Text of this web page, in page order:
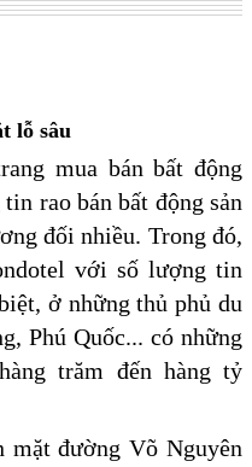
lỗ sâu
mua bán bất động
rao bán bất động sản
đối nhiều. Trong đó,
với số lượng tin
ở những thủ phủ du
Phú Quốc... có những
trăm đến hàng tỷ
mặt đường Võ Nguyên